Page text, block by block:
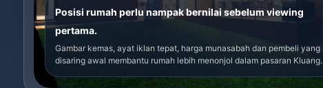
Posisi rumah perlu nampak bernilai sebelum viewing
pertama.
Gambar kemas, ayat iklan tepat, harga munasabah dan pembeli yang
disaring awal membantu rumah lebih menonjol dalam pasaran Kluang.